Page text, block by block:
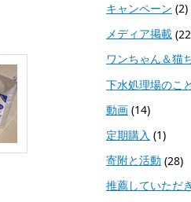
キャンペーン (2)
メディア掲載
ワンちゃん＆猫
下水処理場のこと
動画 (14)
定期購入 (1)
寄附と活動 (28)
推薦していただ